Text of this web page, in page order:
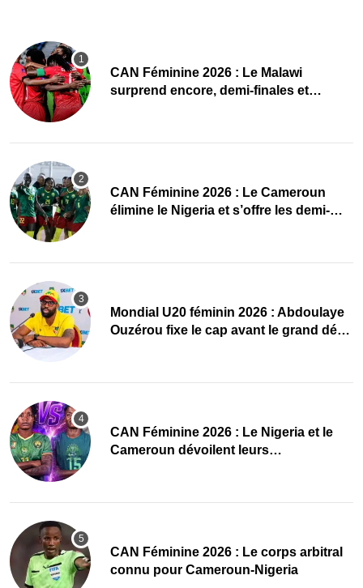
CAN Féminine 2026 : Le Malawi
surprend encore, demi-finales et
CAN Féminine 2026 : Le Cameroun
élimine le Nigeria et s’offre les demi-
Mondial U20 féminin 2026 : Abdoulaye
Ouzérou fixe le cap avant le grand défi
‎CAN Féminine 2026 : Le Nigeria et le
Cameroun dévoilent leurs
‎CAN Féminine 2026 : Le corps arbitral
connu pour Cameroun-Nigeria